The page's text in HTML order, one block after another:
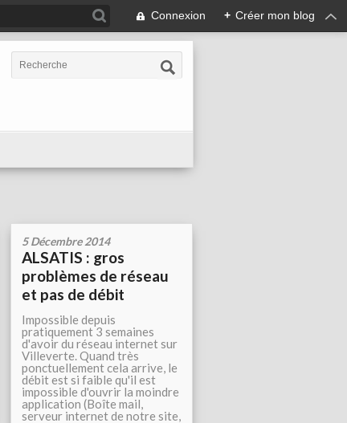
Connexion + Créer mon blog
5 Décembre 2014
ALSATIS : gros
problèmes de réseau
et pas de débit
Impossible depuis
pratiquement 3 semaines
d'avoir du réseau internet sur
Villeverte. Quand très
ponctuellement cela arrive, le
débit est si faible qu'il est
impossible d'ouvrir la moindre
application (Boîte mail,
serveur internet de notre site,